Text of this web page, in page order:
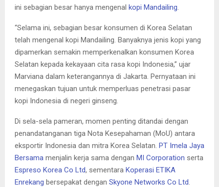
ini sebagian besar hanya mengenal kopi Mandailing.
“Selama ini, sebagian besar konsumen di Korea Selatan
telah mengenal kopi Mandailing. Banyaknya jenis kopi yang
dipamerkan semakin memperkenalkan konsumen Korea
Selatan kepada kekayaan cita rasa kopi Indonesia,” ujar
Marviana dalam keterangannya di Jakarta. Pernyataan ini
menegaskan tujuan untuk memperluas penetrasi pasar
kopi Indonesia di negeri ginseng.
Di sela-sela pameran, momen penting ditandai dengan
penandatanganan tiga Nota Kesepahaman (MoU) antara
eksportir Indonesia dan mitra Korea Selatan. PT Imela Jaya
Bersama menjalin kerja sama dengan MI Corporation serta
Espreso Korea Co Ltd, sementara Koperasi ETIKA
Enrekang bersepakat dengan Skyone Networks Co Ltd.